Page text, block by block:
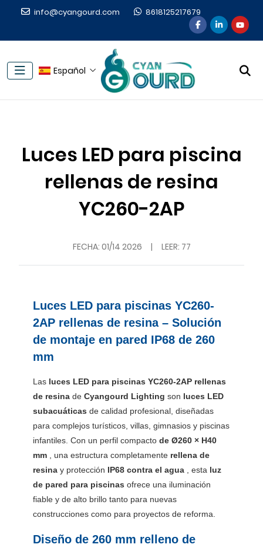
info@cyangourd.com 8618125217679
Español
Luces LED para piscina
rellenas de resina
YC260-2AP
FECHA: 01/14 2026 | LEER: 77
Luces LED para piscinas YC260-
2AP rellenas de resina – Solución
de montaje en pared IP68 de 260
mm
Las luces LED para piscinas YC260-2AP rellenas
de resina de Cyangourd Lighting son luces LED
subacuáticas de calidad profesional, diseñadas
para complejos turísticos, villas, gimnasios y piscinas
infantiles. Con un perfil compacto de Ø260 × H40
mm , una estructura completamente rellena de
resina y protección IP68 contra el agua , esta luz
de pared para piscinas ofrece una iluminación
fiable y de alto brillo tanto para nuevas
construcciones como para proyectos de reforma.
Diseño de 260 mm relleno de